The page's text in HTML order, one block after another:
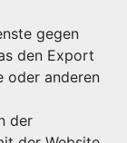
gegen
den Export
oder anderen
der